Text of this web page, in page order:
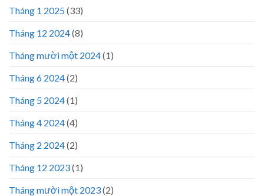
Tháng 1 2025(33)
Tháng 12 2024(8)
Tháng mười một 2024(1)
Tháng 6 2024(2)
Tháng 5 2024(1)
Tháng 4 2024(4)
Tháng 2 2024(2)
Tháng 12 2023(1)
Tháng mười một 2023(2)